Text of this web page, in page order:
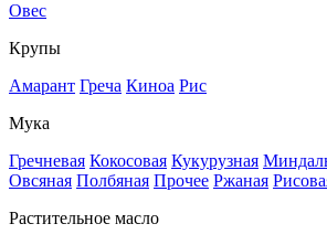
Овес
Крупы
Амарант Греча Киноа Рис
Мука
Гречневая Кокосовая Кукурузная
Овсяная Полбяная Прочее Ржаная
Растительное масло